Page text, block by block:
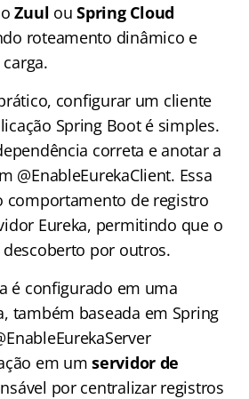
Zuul ouSpring Cloud
roteamento dinâmico e
configurar um cliente
Spring Boot é simples.
correta e anotar a
@EnableEurekaClient. Essa
comportamento de registro
Eureka, permitindo que o
por outros.
é configurado em uma
também baseada em Spring
em umservidor de
por centralizar registros